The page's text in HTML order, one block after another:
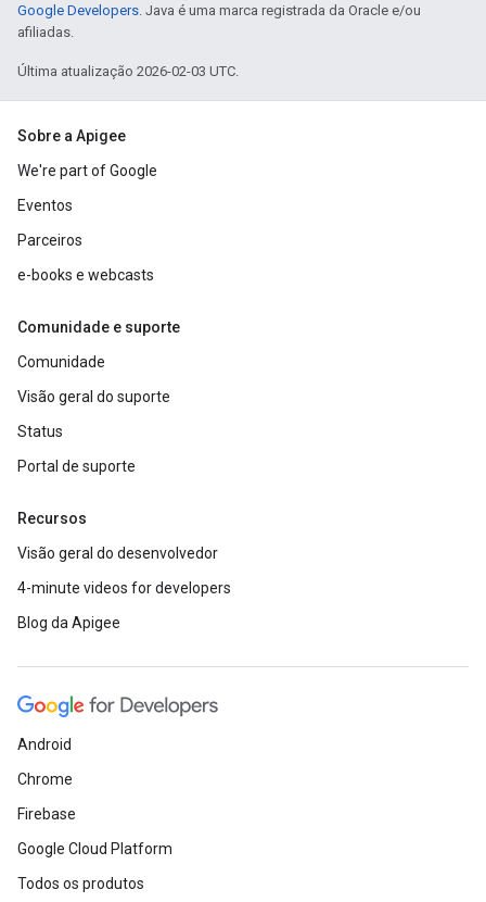
Google Developers . Java é uma marca registrada da Oracle e/ou
afiliadas.
Última atualização 2026-02-03 UTC.
Sobre a Apigee
We're part of Google
Eventos
Parceiros
e-books e webcasts
Comunidade e suporte
Comunidade
Visão geral do suporte
Status
Portal de suporte
Recursos
Visão geral do desenvolvedor
4-minute videos for developers
Blog da Apigee
Android
Chrome
Firebase
Google Cloud Platform
Todos os produtos